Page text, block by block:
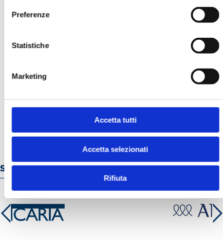
Preferenze
Statistiche
Marketing
Accetta tutti
Accetta selezionati
Rifiuta
MOSTRA
Servizi e prodotti online